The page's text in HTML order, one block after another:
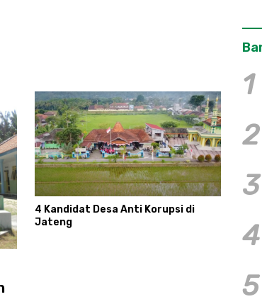
4 Kandidat Desa Anti Korupsi di
Jateng
1
2
3
4
5